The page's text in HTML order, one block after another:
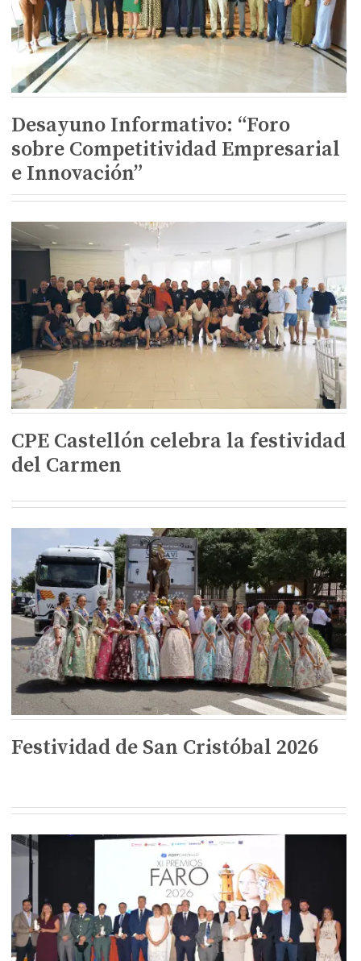
Desayuno Informativo: “Foro
sobre Competitividad Empresarial
e Innovación”
CPE Castellón celebra la festividad
del Carmen
Festividad de San Cristóbal 2026